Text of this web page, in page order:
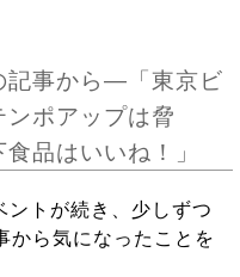
記事から―「東京ビ
ポアップは脅
品はいいね！」
トが続き、少しずつ
から気になったことを